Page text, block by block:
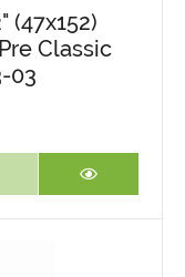
(47x152)
Classic
03